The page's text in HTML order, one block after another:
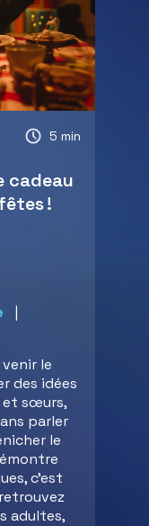
5 min
cadeau
!
le
des idées
et sœurs,
parler
le
c'est
adultes,